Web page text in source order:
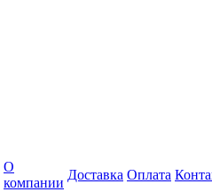
О
компании
Доставка Оплата